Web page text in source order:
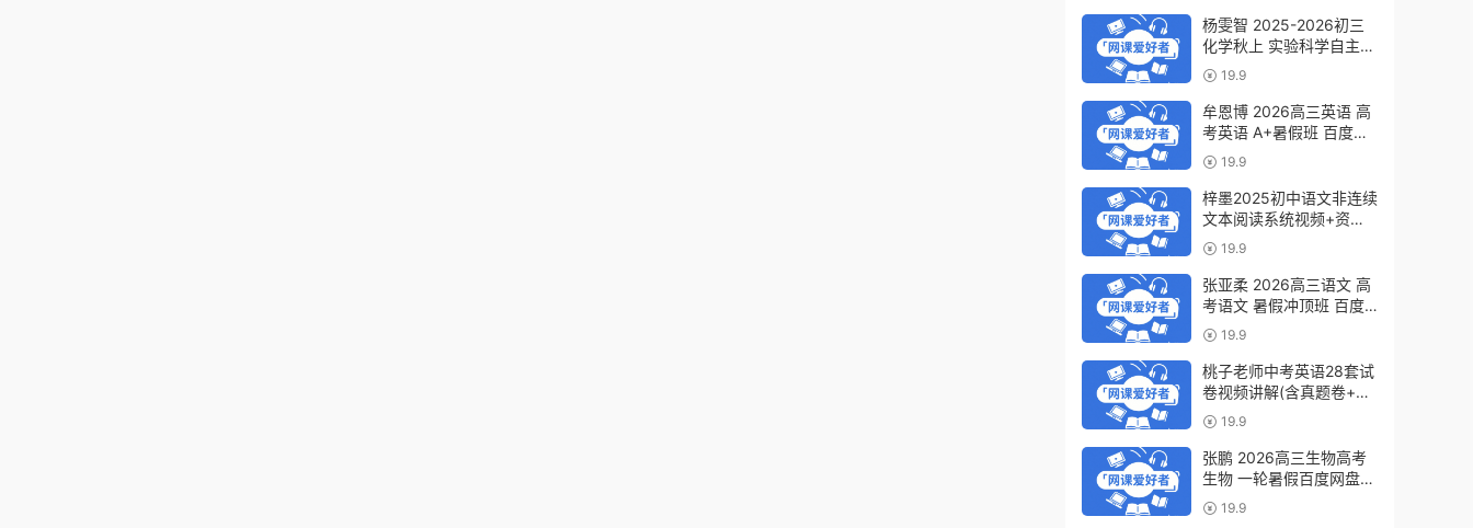
杨雯智 2025-2026初三
化学秋上 实验科学自主学
习·TY·S（3期）百度网盘
下载
19.9
牟恩博 2026高三英语 高
考英语 A+暑假班 百度网
盘下载
19.9
梓墨2025初中语文非连续
文本阅读系统视频+资料
(第六季)百度网盘下载
19.9
张亚柔 2026高三语文 高
考语文 暑假冲顶班 百度
网盘下载
19.9
桃子老师中考英语28套试
卷视频讲解(含真题卷+模
拟卷)百度网盘下载
19.9
张鹏 2026高三生物高考
生物 一轮暑假百度网盘下
载 19.9